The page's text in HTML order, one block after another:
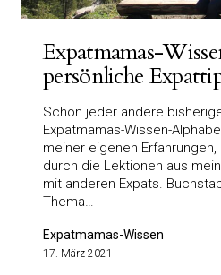
Expatmamas-
persönliche
Schon jeder andere
Expatmamas-Wissen-
meiner eigenen
durch die Lektionen aus
mit anderen Expats.
Thema…
Expatmamas-Wissen
17. März 2021